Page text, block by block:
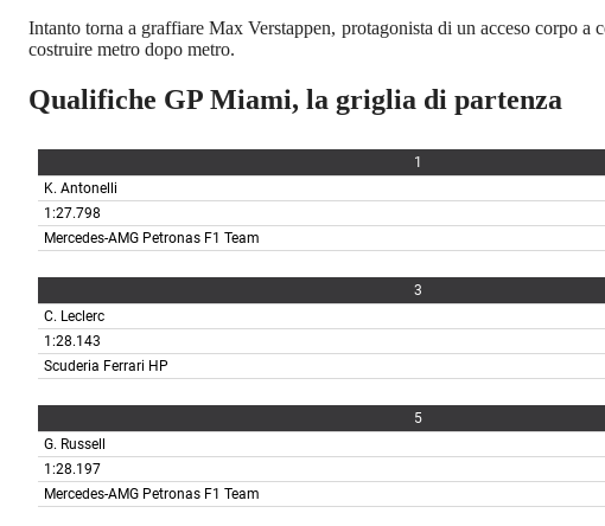
Intanto torna a graffiare Max Verstappen, protagonista di un acceso corpo
costruire metro dopo metro.
Qualifiche GP Miami, la griglia di partenza